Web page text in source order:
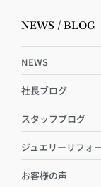
NEWS / BLOG
NEWS
社長ブログ
スタッフブログ
ジュエリーリフォ
お客様の声